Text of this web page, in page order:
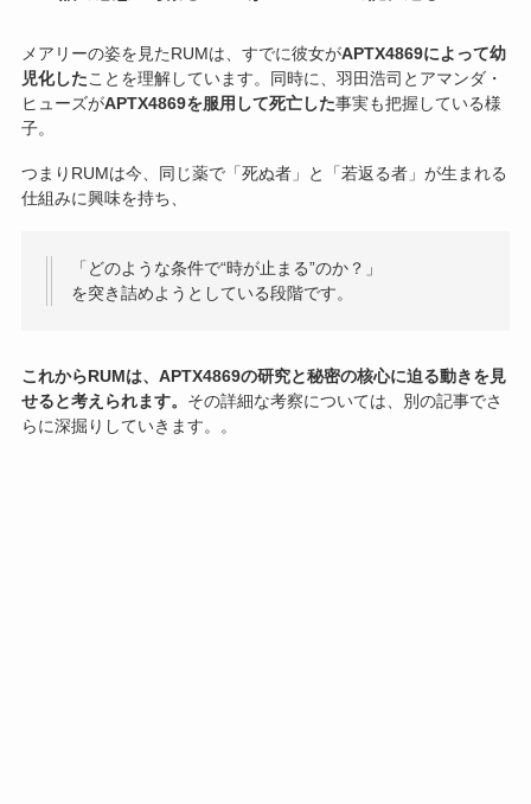
メアリーの姿を見たRUMは、すでに彼女がAPTX4869によって幼
児化したことを理解しています。同時に、羽田浩司とアマンダ・
ヒューズがAPTX4869を服用して死亡した事実も把握している様
子。
つまりRUMは今、同じ薬で「死ぬ者」と「若返る者」が生まれる
仕組みに興味を持ち、
「どのような条件で“時が止まる”のか？」
を突き詰めようとしている段階です。
これからRUMは、APTX4869の研究と秘密の核心に迫る動きを見
せると考えられます。 その詳細な考察については、別の記事でさ
らに深掘りしていきます。。